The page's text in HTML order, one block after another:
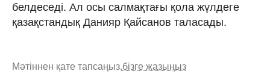
белдеседі. Ал осы салмақтағы қола жүлдеге
қазақстандық Данияр Қайсанов таласады.
Мәтіннен қате тапсаңыз,бізге жазыңыз